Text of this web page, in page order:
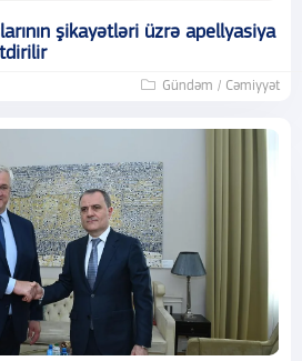
şikayətləri üzrə apellyasiya
Gündəm / Cəmiyyət